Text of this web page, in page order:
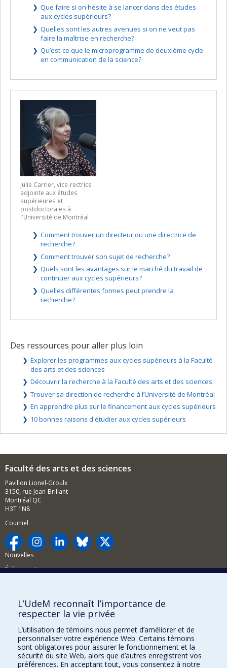
Que faire si on hésite à se lancer dans des études
aux cycles supérieurs?
Quelles sont les autres avenues si on ne veut pas
faire la maîtrise en recherche?
Qu’est-ce que le microprogramme de deuxième cycle
en communication de la science?
Julie Carrier, vice-rectrice
adjointe aux études
supérieures et
postdoctorales à
l'Université de Montréal
Comment trouver un directeur ou une directrice de
recherche?
Comment trouver son sujet de recherche?
Quels sont les avantages sur le marché du travail de
continuer aux cycles supérieurs?
Quelles différentes formes peut prendre la
recherche?
Des ressources pour aller plus loin
Explorer les programmes aux cycles supérieurs à la Faculté
des arts et des sciences
Découvrir la recherche à la Faculté des arts et des sciences
Trouver sa direction de recherche à l’Université de Montréal
En apprendre plus sur le financement aux cycles supérieurs
10 bonnes raisons d'étudier aux cycles supérieurs
Faculté des arts et des sciences
Pavillon Lionel-Groulx
3150, rue Jean-Brillant
Montréal QC
H3T 1N8
Courriel
Nouvelles
Événements
BESOIN D'AIDE?
Plan du site
Signaler une erreur
Accessibilité
L’UdeM reconnaît l’importance de
respecter la vie privée
L’utilisation de témoins nous permet d’améliorer et de
personnaliser votre expérience Web. Certains témoins
sont obligatoires pour assurer le fonctionnement et la
sécurité du site Web, alors que d’autres enregistrent vos
préférences. En acceptant tout, vous consentez à notre